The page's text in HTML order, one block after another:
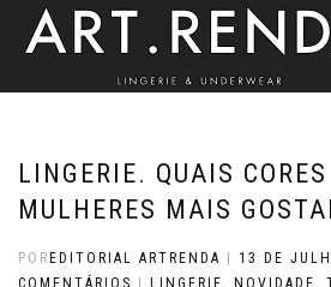
LINGERIE. QUAIS
MULHERES MAIS
POR EDITORIAL ARTRENDA 13 DE
COMENTÁRIOS
LINGERIE , NOVIDADE ,